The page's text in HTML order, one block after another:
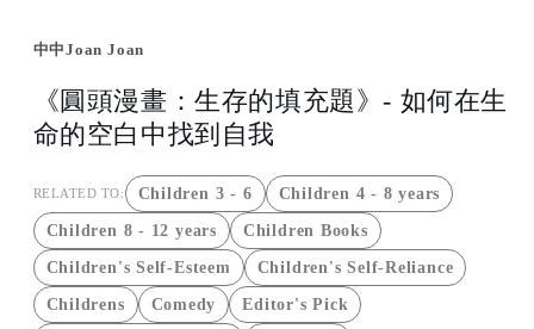
中中Joan Joan
《圓頭漫畫：生存的填充題》- 如何在生
命的空白中找到自我
RELATED TO: Children 3 - 6
Children 4 - 8 years
Children 8 - 12 years
Children Books
Children's Self-Esteem
Children's Self-Reliance
Childrens
Comedy
Editor's Pick